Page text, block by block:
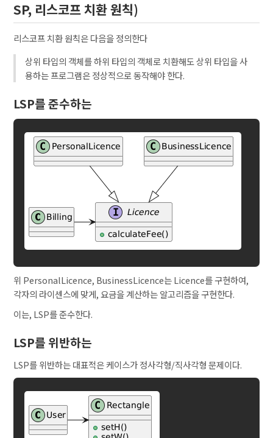
SP, 리스코프 치환 원칙)
리스코프 치환 원칙은 다음을 정의한다
상위 타입의 객체를 하위 타입의 객체로 치환해도 상위 타입을 사
용하는 프로그램은 정상적으로 동작해야 한다.
LSP를 준수하는
위 PersonalLicence, BusinessLicence는 Licence를 구현하여,
각자의 라이센스에 맞게, 요금을 계산하는 알고리즘을 구현한다.
이는, LSP를 준수한다.
LSP를 위반하는
LSP를 위반하는 대표적은 케이스가 정사각형/직사각형 문제이다.